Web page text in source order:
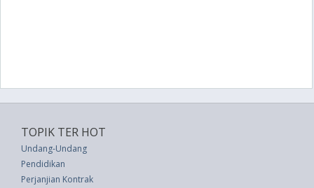
TOPIK TER HOT
Undang-Undang
Pendidikan
Perjanjian Kontrak